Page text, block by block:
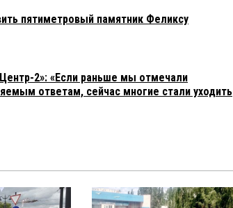
пятиметровый памятник Феликсу
2»: «Если раньше мы отмечали
ответам, сейчас многие стали уходить